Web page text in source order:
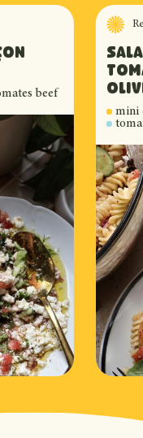
de riz
beef
mini